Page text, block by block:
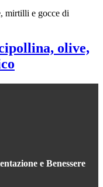
olive,
e Benessere